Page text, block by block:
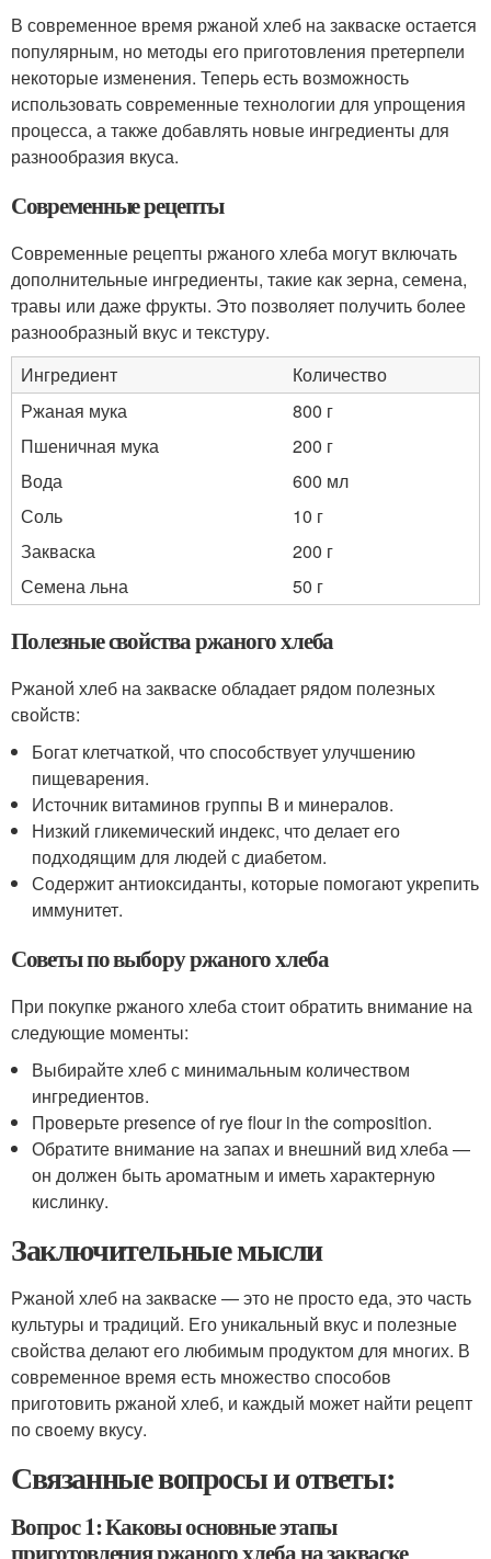
В современное время ржаной хлеб на закваске остается
популярным, но методы его приготовления претерпели
некоторые изменения. Теперь есть возможность
использовать современные технологии для упрощения
процесса, а также добавлять новые ингредиенты для
разнообразия вкуса.
Современные рецепты
Современные рецепты ржаного хлеба могут включать
дополнительные ингредиенты, такие как зерна, семена,
травы или даже фрукты. Это позволяет получить более
разнообразный вкус и текстуру.
Ингредиент
Количество
Ржаная мука
800 г
Пшеничная мука
200 г
Вода
600 мл
Соль
10 г
Закваска
200 г
Семена льна
50 г
Полезные свойства ржаного хлеба
Ржаной хлеб на закваске обладает рядом полезных
свойств:
Богат клетчаткой, что способствует улучшению
пищеварения.
Источник витаминов группы B и минералов.
Низкий гликемический индекс, что делает его
подходящим для людей с диабетом.
Содержит антиоксиданты, которые помогают укрепить
иммунитет.
Советы по выбору ржаного хлеба
При покупке ржаного хлеба стоит обратить внимание на
следующие моменты:
Выбирайте хлеб с минимальным количеством
ингредиентов.
Проверьте presence of rye flour in the composition.
Обратите внимание на запах и внешний вид хлеба —
он должен быть ароматным и иметь характерную
кислинку.
Заключительные мысли
Ржаной хлеб на закваске — это не просто еда, это часть
культуры и традиций. Его уникальный вкус и полезные
свойства делают его любимым продуктом для многих. В
современное время есть множество способов
приготовить ржаной хлеб, и каждый может найти рецепт
по своему вкусу.
Связанные вопросы и ответы:
Вопрос 1: Каковы основные этапы
приготовления ржаного хлеба на закваске